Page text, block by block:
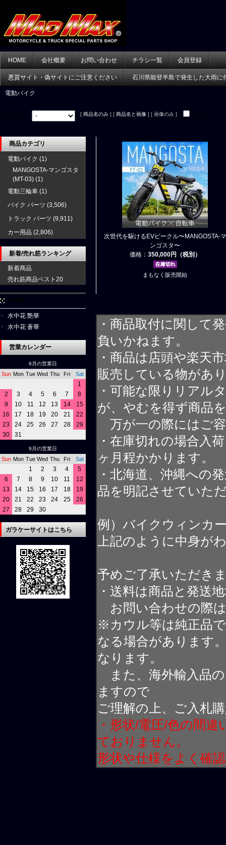
HOME 会社概要 お問い合わせ チラシ一覧 会員登録
悪質サイト・偽サイトにご注意ください 石川県能登半島で発生した大雨に
電動バイク
[ 商品名のみ ] [ 商品名と画像 ] [ 画像のみ ]
次世代を駆けるEVビークル〜MANGOSTA-マ
ンゴスタ〜
価格： 350,000円（税別）
まもなく販売開始
・商品取付に関して
負いかねます。
・商品は店頭や楽天
販売している物があ
・可能な限りリアル
が、やむを得ず商品
万が一の際にはご
・在庫切れの場合入
ヶ月程かかります。
・北海道、沖縄への
品を明記させていた
例）バイクウィンカ
上記のように中身が
予めご了承いただき
・送料は商品と発送
お問い合わせの際
※カウル等は純正品
なる場合があります
なります。
また、海外輸入品
ますので
ご理解の上、ご入札
・形状/電圧/色の間
ておりません。
形状や仕様をよく確
商品カテゴリ
電動バイク (1)
MANGOSTA-マンゴスタ
(MT-03) (1)
電動三輪車 (1)
バイク パーツ (3,506)
トラック パーツ (9,911)
カー用品 (2,806)
新着/売れ筋ランキング
新着商品
売れ筋商品ベスト20
水中花 艶華
水中花 蒼華
営業カレンダー
8月の営業日
Sun Mon Tue Wed Thu Fri Sat
1
2
3 4 5 6 7
8
9
10 11 12 13 14
15
16
17 18 19 20 21
22
23
24 25 26 27 28
29
30
31
9月の営業日
Sun Mon Tue Wed Thu Fri Sat
1 2 3 4
5
6
7 8 9 10 11
12
13
14 15 16 17 18
19
20
21 22 23 24 25
26
27
28 29 30
ガラケーサイトはこちら